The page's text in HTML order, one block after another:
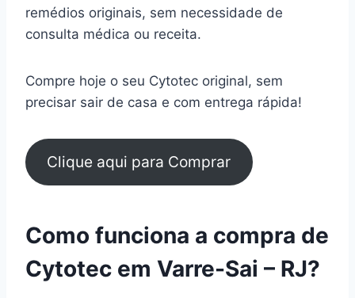
remédios originais, sem necessidade de
consulta médica ou receita.
Compre hoje o seu Cytotec original, sem
precisar sair de casa e com entrega rápida!
Clique aqui para Comprar
Como funciona a compra de
Cytotec em Varre-Sai – RJ?